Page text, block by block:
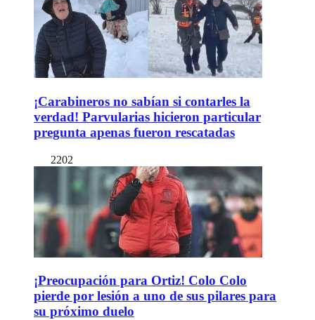
¡Carabineros no sabían si contarles la
verdad! Parvularias hicieron particular
pregunta apenas fueron rescatadas
2202
¡Preocupación para Ortiz! Colo Colo
pierde por lesión a uno de sus pilares para
su próximo duelo